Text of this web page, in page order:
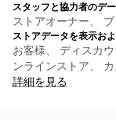
スタッフと協力者のデ
ストアオーナー、
ストアデータを表示お
お客様、 ディスカ
ンラインストア、
詳細を見る